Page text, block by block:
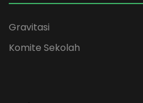
Gravitasi
Komite Sekolah